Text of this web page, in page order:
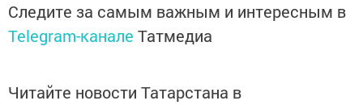
Следите за самым важным и интересным в
Telegram-канале Татмедиа
Читайте новости Татарстана в